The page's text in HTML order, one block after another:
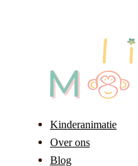
Kinderanimatie
Over ons
Blog